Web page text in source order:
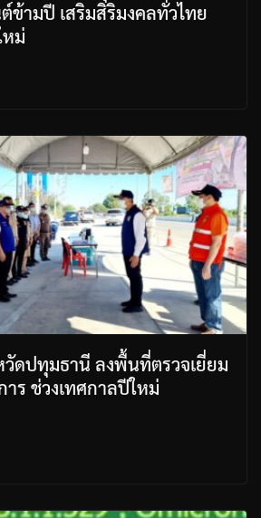
ข้ามปี เสริมสิริมงคลทั่วไทย
หม่
วัดปทุมธานี ลงพื้นที่ตรวจเยี่ยม
ร ช่วงเทศกาลปีใหม่